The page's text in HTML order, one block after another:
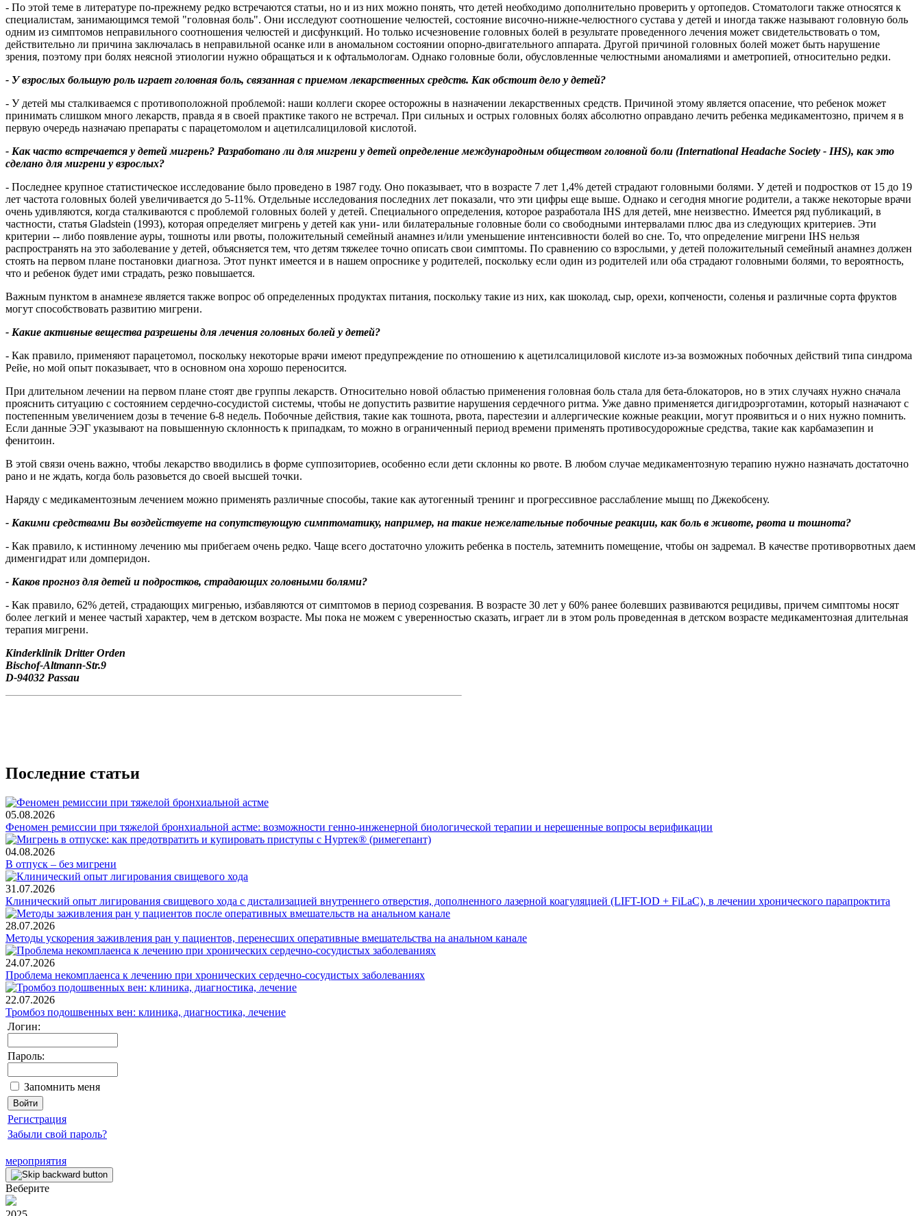
- По этой теме в литературе по-прежнему редко встречаются статьи, но и из них можно понять, что детей необходимо дополнительно проверить у ортопедов. Стоматологи также относятся к
специалистам, занимающимся темой "головная боль". Они исследуют соотношение челюстей, состояние височно-нижне-челюстного сустава у детей и иногда также называют головную боль
одним из симптомов неправильного соотношения челюстей и дисфункций. Но только исчезновение головных болей в результате проведенного лечения может свидетельствовать о том,
действительно ли причина заключалась в неправильной осанке или в аномальном состоянии опорно-двигательного аппарата. Другой причиной головных болей может быть нарушение
зрения, поэтому при болях неясной этиологии нужно обращаться и к офтальмологам. Однако головные боли, обусловленные челюстными аномалиями и аметропией, относительно редки.
- У взрослых большую роль играет головная боль, связанная с приемом лекарственных средств. Как обстоит дело у детей?
- У детей мы сталкиваемся с противоположной проблемой: наши коллеги скорее осторожны в назначении лекарственных средств. Причиной этому является опасение, что ребенок может
принимать слишком много лекарств, правда я в своей практике такого не встречал. При сильных и острых головных болях абсолютно оправдано лечить ребенка медикаментозно, причем я в
первую очередь назначаю препараты с парацетомолом и ацетилсалициловой кислотой.
- Как часто встречается у детей мигрень? Разработано ли для мигрени у детей определение международным обществом головной боли (International Headache Society - IHS), как это
сделано для мигрени у взрослых?
- Последнее крупное статистическое исследование было проведено в 1987 году. Оно показывает, что в возрасте 7 лет 1,4% детей страдают головными болями. У детей и подростков от 15 до 19
лет частота головных болей увеличивается до 5-11%. Отдельные исследования последних лет показали, что эти цифры еще выше. Однако и сегодня многие родители, а также некоторые врачи
очень удивляются, когда сталкиваются с проблемой головных болей у детей. Специального определения, которое разработала IHS для детей, мне неизвестно. Имеется ряд публикаций, в
частности, статья Gladstein (1993), которая определяет мигрень у детей как уни- или билатеральные головные боли со свободными интервалами плюс два из следующих критериев. Эти
критерии -- либо появление ауры, тошноты или рвоты, положительный семейный анамнез и/или уменьшение интенсивности болей во сне. То, что определение мигрени IHS нельзя
распространять на это заболевание у детей, объясняется тем, что детям тяжелее точно описать свои симптомы. По сравнению со взрослыми, у детей положительный семейный анамнез должен
стоять на первом плане постановки диагноза. Этот пункт имеется и в нашем опроснике у родителей, поскольку если один из родителей или оба страдают головными болями, то вероятность,
что и ребенок будет ими страдать, резко повышается.
Важным пунктом в анамнезе является также вопрос об определенных продуктах питания, поскольку такие из них, как шоколад, сыр, орехи, копчености, соленья и различные сорта фруктов
могут способствовать развитию мигрени.
- Какие активные вещества разрешены для лечения головных болей у детей?
- Как правило, применяют парацетомол, поскольку некоторые врачи имеют предупреждение по отношению к ацетилсалициловой кислоте из-за возможных побочных действий типа синдрома
Рейе, но мой опыт показывает, что в основном она хорошо переносится.
При длительном лечении на первом плане стоят две группы лекарств. Относительно новой областью применения головная боль стала для бета-блокаторов, но в этих случаях нужно сначала
прояснить ситуацию с состоянием сердечно-сосудистой системы, чтобы не допустить развитие нарушения сердечного ритма. Уже давно применяется дигидроэрготамин, который назначают с
постепенным увеличением дозы в течение 6-8 недель. Побочные действия, такие как тошнота, рвота, парестезии и аллергические кожные реакции, могут проявиться и о них нужно помнить.
Если данные ЭЭГ указывают на повышенную склонность к припадкам, то можно в ограниченный период времени применять противосудорожные средства, такие как карбамазепин и
фенитоин.
В этой связи очень важно, чтобы лекарство вводились в форме суппозиториев, особенно если дети склонны ко рвоте. В любом случае медикаментозную терапию нужно назначать достаточно
рано и не ждать, когда боль разовьется до своей высшей точки.
Наряду с медикаментозным лечением можно применять различные способы, такие как аутогенный тренинг и прогрессивное расслабление мышц по Джекобсену.
- Какими средствами Вы воздействуете на сопутствующую симптоматику, например, на такие нежелательные побочные реакции, как боль в животе, рвота и тошнота?
- Как правило, к истинному лечению мы прибегаем очень редко. Чаще всего достаточно уложить ребенка в постель, затемнить помещение, чтобы он задремал. В качестве противорвотных даем
дименгидрат или домперидон.
- Каков прогноз для детей и подростков, страдающих головными болями?
- Как правило, 62% детей, страдающих мигренью, избавляются от симптомов в период созревания. В возрасте 30 лет у 60% ранее болевших развиваются рецидивы, причем симптомы носят
более легкий и менее частый характер, чем в детском возрасте. Мы пока не можем с уверенностью сказать, играет ли в этом роль проведенная в детском возрасте медикаментозная длительная
терапия мигрени.
Kinderklinik Dritter Orden
Bischof-Altmann-Str.9
D-94032 Passau
Последние статьи
05.08.2026
Феномен ремиссии при тяжелой бронхиальной астме: возможности генно-инженерной биологической терапии и нерешенные вопросы верификации
04.08.2026
В отпуск – без мигрени
31.07.2026
Клинический опыт лигирования свищевого хода с дистализацией внутреннего отверстия, дополненного лазерной коагуляцией (LIFT-IOD + FiLaC), в лечении хронического парапроктита
28.07.2026
Методы ускорения заживления ран у пациентов, перенесших оперативные вмешательства на анальном канале
24.07.2026
Проблема некомплаенса к лечению при хронических сердечно-сосудистых заболеваниях
22.07.2026
Тромбоз подошвенных вен: клиника, диагностика, лечение
Логин:
Пароль:
Запомнить меня
Регистрация
Забыли свой пароль?
мероприятия
Веберите